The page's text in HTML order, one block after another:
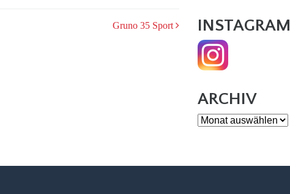
Gruno 35 Sport INSTAGRAM
ARCHIV
Archiv